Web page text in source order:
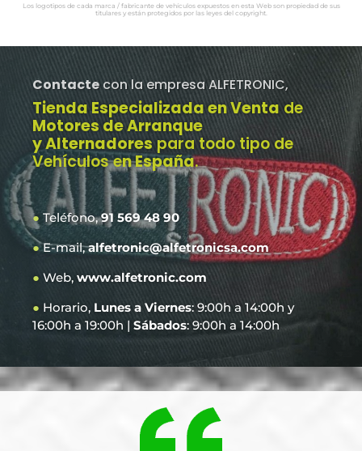
Los logotipos de cada marca / fabricante de vehículos expuestos en esta Web son propiedad de sus
titulares y están protegidos por las leyes del copyright.
Contacte con la empresa ALFETRONIC,
Tienda Especializada en Venta de
Motores de Arranque
y Alternadores para todo tipo de
Vehículos en España.
●Teléfono,91 569 48 90
●E-mail,alfetronic@alfetronicsa.com
● Web, www.alfetronic.com
● Horario, Lunes a Viernes: 9:00h a 14:00h y
16:00h a 19:00h | Sábados: 9:00h a 14:00h